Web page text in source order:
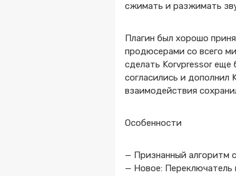
сжимать и разжимать
Плагин был хорошо
продюсерами со всего
сделать Korvpressor еще
согласились и дополнил
взаимодействия
Особенности
— Признанный алгоритм
— Новое: